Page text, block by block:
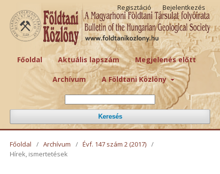
Főoldal Aktuális lapszám Megjelenés előtt
Archívum A Földtani Közlöny
Keresés
Regisztáció Bejelentkezés
Főoldal / Archívum / Évf. 147 szám 2 (2017) /
Hírek, ismertetések